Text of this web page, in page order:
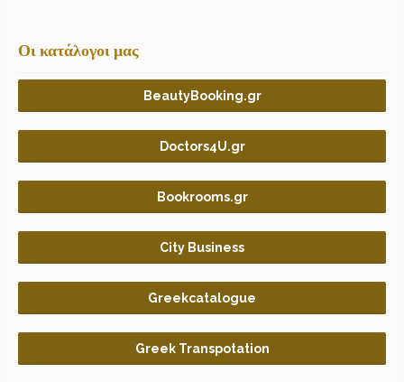
Οι κατάλογοι μας
BeautyBooking.gr
Doctors4U.gr
Bookrooms.gr
City Business
Greekcatalogue
Greek Transpotation